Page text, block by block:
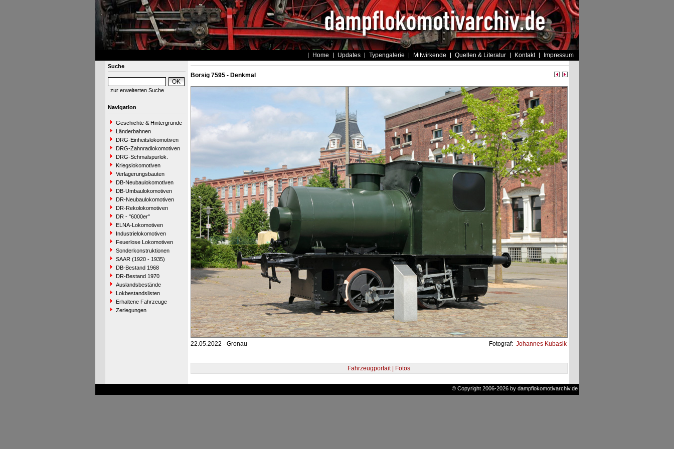
Home Updates Typengalerie Mitwirkende Quellen & Literatur Kontakt Impressum
Suche
zur erweiterten Suche
Navigation
Geschichte & Hintergründe
Länderbahnen
DRG-Einheitslokomotiven
DRG-Zahnradlokomotiven
DRG-Schmalspurlok.
Kriegslokomotiven
Verlagerungsbauten
DB-Neubaulokomotiven
DB-Umbaulokomotiven
DR-Neubaulokomotiven
DR-Rekolokomotiven
DR - "6000er"
ELNA-Lokomotiven
Industrielokomotiven
Feuerlose Lokomotiven
Sonderkonstruktionen
SAAR (1920 - 1935)
DB-Bestand 1968
DR-Bestand 1970
Auslandsbestände
Lokbestandslisten
Erhaltene Fahrzeuge
Zerlegungen
Borsig 7595 - Denkmal
22.05.2022 - Gronau Fotograf: Johannes Kubasik
Fahrzeugportait | Fotos
© Copyright 2006-2026 by dampflokomotivarchiv.de